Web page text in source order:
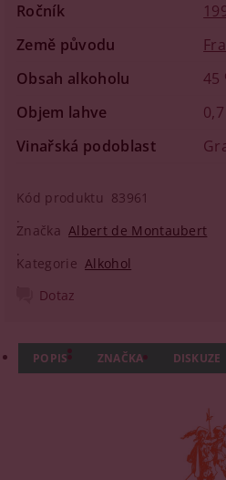
Ročník
Země původu
Obsah alkoholu
45
Objem lahve
Vinařská podoblast
Kód produktu 83961
Značka Albert de Montaubert
Kategorie Alkohol
Dotaz
POPIS ZNAČKA DISKUZE